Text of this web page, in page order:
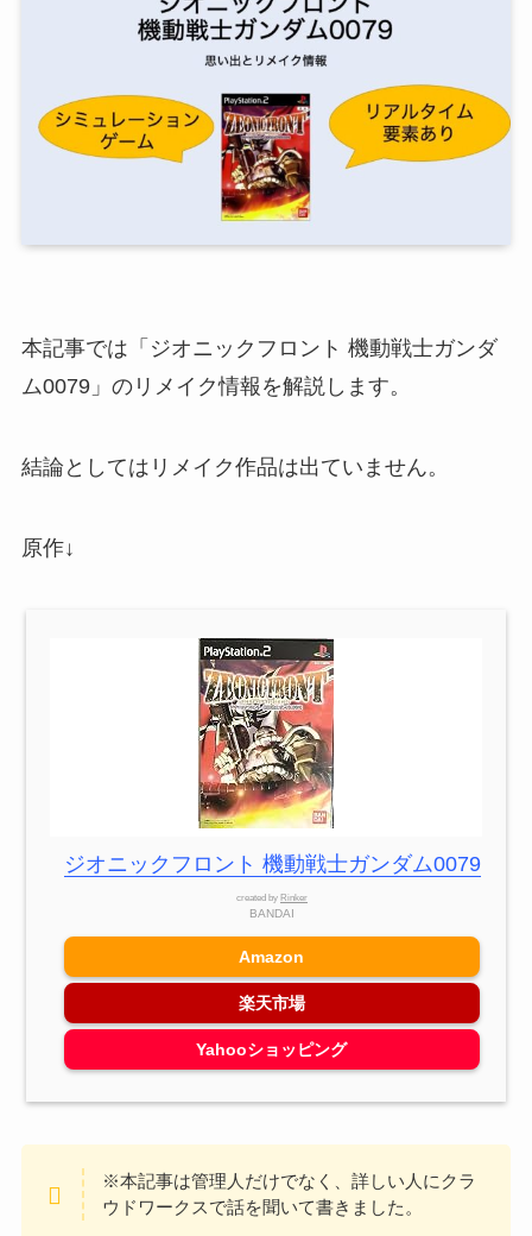
本記事では「ジオニックフロント 機動戦士ガンダ
ム0079」のリメイク情報を解説します。
結論としてはリメイク作品は出ていません。
原作↓
ジオニックフロント 機動戦士ガンダム0079
created by Rinker
BANDAI
Amazon
楽天市場
Yahooショッピング
※本記事は管理人だけでなく、詳しい人にクラ
ウドワークスで話を聞いて書きました。